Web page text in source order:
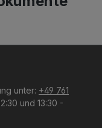
unter: +49 761
und 13:30 -